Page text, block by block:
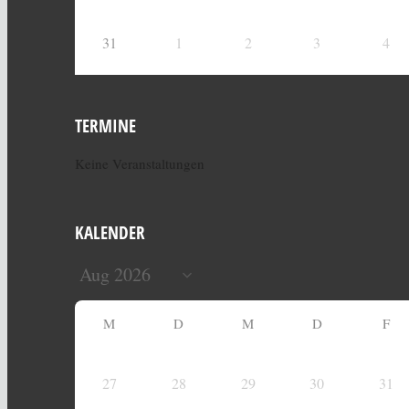
31 1 2 3 4
TERMINE
KALENDER
M D M D F
27 28 29 30 31